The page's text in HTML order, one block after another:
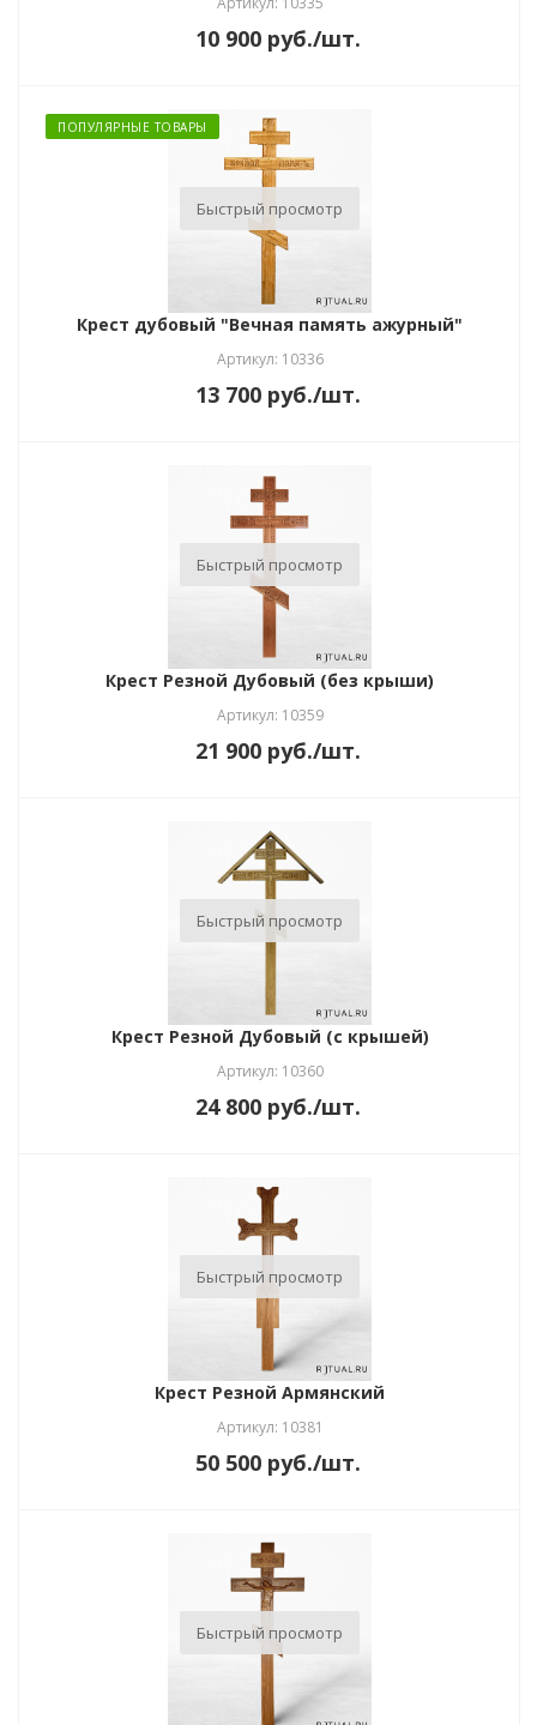
10 900 руб./шт.
ПОПУЛЯРНЫЕ ТОВАРЫ
Быстрый просмотр
Крест дубовый "Вечная память ажурный"
Артикул: 10336
13 700 руб./шт.
Быстрый просмотр
Крест Резной Дубовый (без крыши)
Артикул: 10359
21 900 руб./шт.
Быстрый просмотр
Крест Резной Дубовый (с крышей)
Артикул: 10360
24 800 руб./шт.
Быстрый просмотр
Крест Резной Армянский
Артикул: 10381
50 500 руб./шт.
Быстрый просмотр